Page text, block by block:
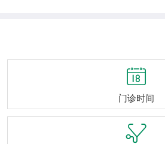

门诊时间
